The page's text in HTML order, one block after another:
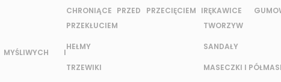
I
CHRONIĄCE PRZED PRZECIĘCIEM I
PRZEKŁUCIEM
HEŁMY
TRZEWIKI
RĘKAWICE
TWORZYW
SANDAŁY
MASECZKI I